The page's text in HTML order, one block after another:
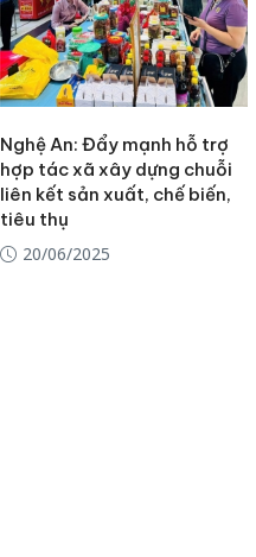
Nghệ An: Đẩy mạnh hỗ trợ
hợp tác xã xây dựng chuỗi
liên kết sản xuất, chế biến,
tiêu thụ
20/06/2025